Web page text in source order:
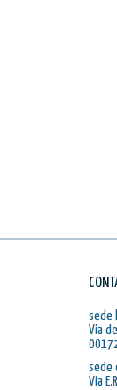
sede
Via
sede
Via